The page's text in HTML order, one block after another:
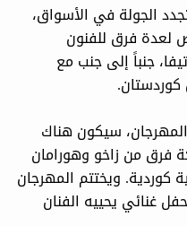
عند الساعة 6:30، تتجدد الجولة في الأسواق،
من الساعة 7:00 عروض لعدة فرق للفنون
جنباً إلى جنب مع
سيكون هناك
فرق من زاخو وهورامان
كوردية. ويختتم المهرجان
9:00 مساءً بحفل غنائي يحييه الفنان